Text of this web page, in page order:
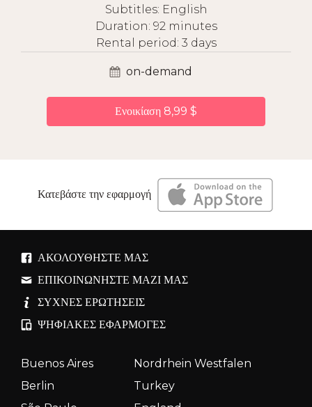
Subtitles: English
Duration: 92 minutes
Rental period: 3 days
on-demand
Ενοικίαση 8,99 $
Κατεβάστε την εφαρμογή
ΑΚΟΛΟΥΘΉΣΤΕ ΜΑΣ
ΕΠΙΚΟΙΝΩΝΉΣΤΕ ΜΑΖΊ ΜΑΣ
ΣΥΧΝΈΣ ΕΡΩΤΉΣΕΙΣ
ΨΗΦΙΑΚΈΣ ΕΦΑΡΜΟΓΈΣ
Buenos Aires
Nordrhein Westfalen
Berlin
Turkey